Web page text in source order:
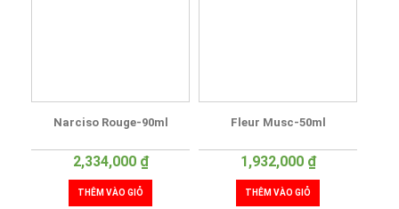
Narciso Rouge-90ml
2,334,000 ₫
THÊM VÀO GIỎ
Fleur Musc-50ml
1,932,000 ₫
THÊM VÀO GIỎ